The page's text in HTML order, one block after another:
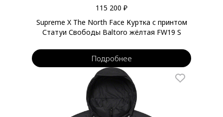
115 200 ₽
Supreme X The North Face Куртка с принтом
Статуи Свободы Baltoro жёлтая FW19 S
Подробнее